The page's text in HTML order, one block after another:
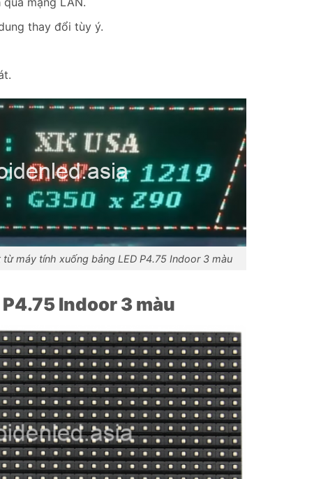
thay đổi tùy ý.
máy tính xuống bảng LED P4.75 Indoor 3 màu
Indoor 3 màu